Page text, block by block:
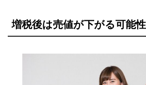
増税後は売値が下がる可能